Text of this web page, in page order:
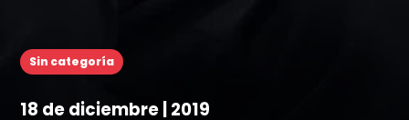
Sin categoría
18 de diciembre | 2019